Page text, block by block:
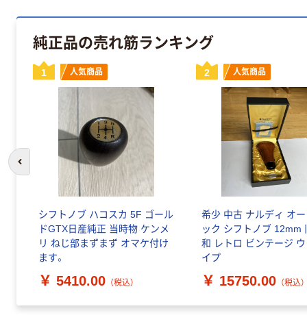
純正品の売れ筋ランキング
1 人気商品
シフトノブ ハコスカ 5F ゴール
ドGTX日産純正 当時物 ケンメ
リ ねじ部まずまず オマケ付け
ます。
￥ 5410.00 （税込）
2 人気商品
希少 中古 ナルディ オ
ック シフトノブ 12mm
和 レトロ ビンテージ
イプ
￥ 15750.00 （税込）
前のスライドへ